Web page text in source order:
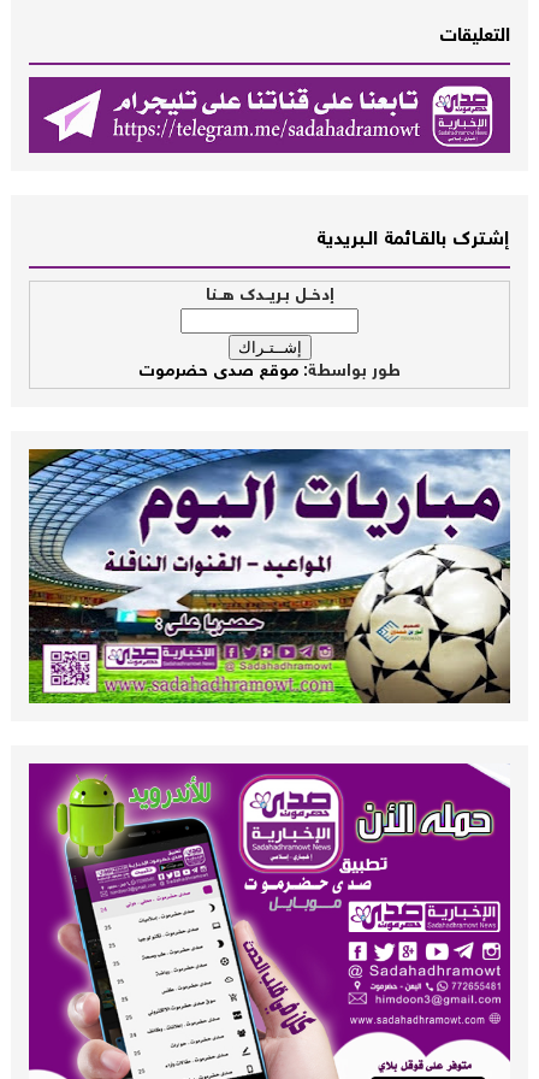
التعليقات
إشــترك بالقـــائمة الــبريدية
إدخــل بـريــدك هــنا
طور بواسطة:موقع صدى حضرموت